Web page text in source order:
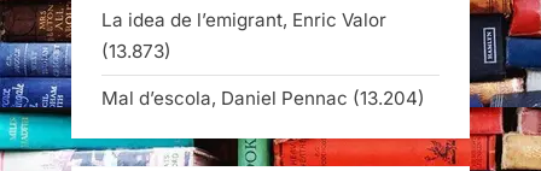
La idea de l’emigrant, Enric Valor
(13.873)
Mal d’escola, Daniel Pennac (13.204)